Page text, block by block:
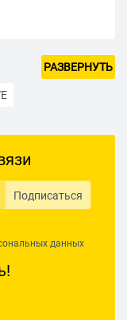
охлаждения
РАЗВЕРНУТЬ
Подписаться
данных